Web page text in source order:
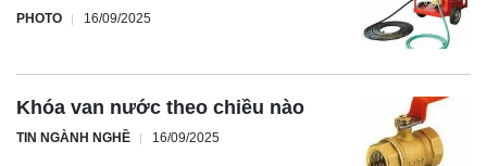
PHOTO 16/09/2025
Khóa van nước theo chiều nào
TIN NGÀNH NGHỀ 16/09/2025